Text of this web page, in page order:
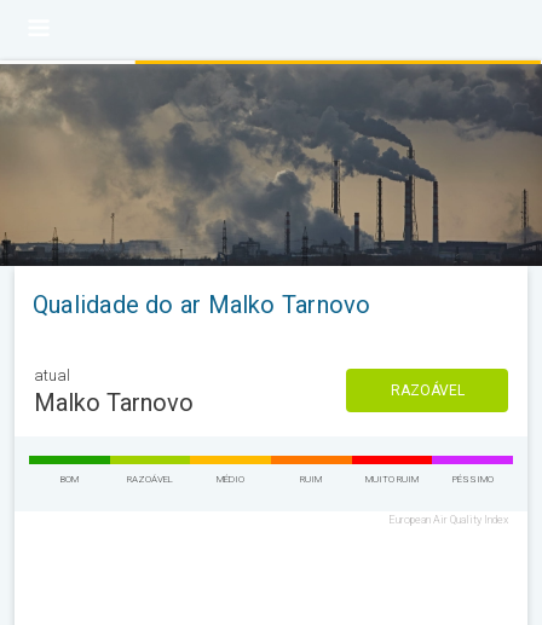
Qualidade do ar Malko Tarnovo
atual
Malko Tarnovo RAZOÁVEL
BOM RAZOÁVEL MÉDIO RUIM MUITO RUIM PÉSSIMO
European Air Quality Index